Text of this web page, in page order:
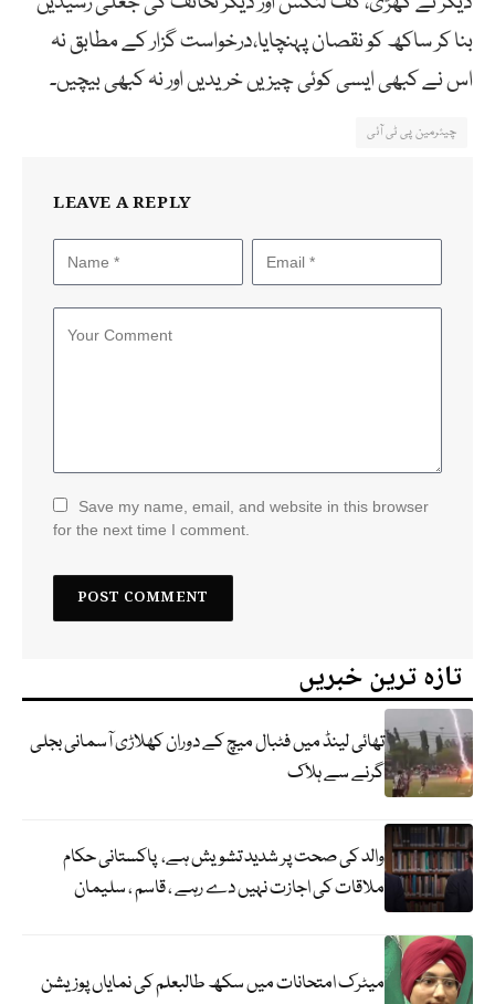
بنا کر ساکھ کو نقصان پہنچایا،درخواست گزار کے مطابق نہ
اس نے کبھی ایسی کوئی چیزیں خریدیں اور نہ کبھی بیچیں۔
چیئرمین پی ٹی آئی
LEAVE A REPLY
Save my name, email, and website in this browser
for the next time I comment.
تازہ ترین خبریں
تھائی لینڈ میں فٹبال میچ کے دوران کھلاڑی آسمانی بجلی
گرنے سے ہلاک
والد کی صحت پر شدید تشویش ہے، پاکستانی حکام
ملاقات کی اجازت نہیں دے رہے ، قاسم ، سلیمان
میٹرک امتحانات میں سکھ طالبعلم کی نمایاں پوزیشن